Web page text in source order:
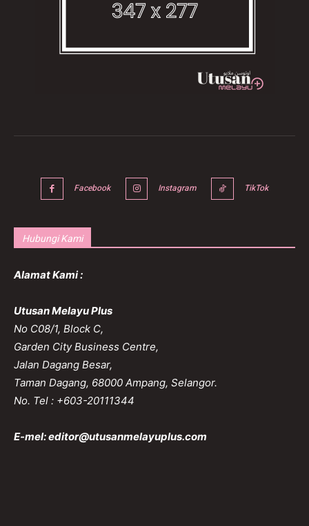
Facebook Instagram TikTok
Hubungi Kami
Alamat Kami :
Utusan Melayu Plus
No C08/1, Block C,
Garden City Business Centre,
Jalan Dagang Besar,
Taman Dagang, 68000 Ampang, Selangor.
No. Tel : +603-20111344
E-mel:editor@utusanmelayuplus.com